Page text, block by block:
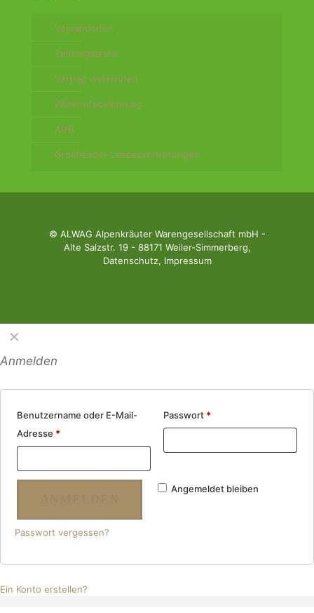
Versandarten
Zahlungsarten
Vertrag widerrufen
Widerrufsbelehrung
AGB
Großhandel-Landesvertretungen
© ALWAG Alpenkräuter Warengesellschaft mbH -
Alte Salzstr. 19 - 88171 Weiler-Simmerberg,
Datenschutz, Impressum
✕
Anmelden
Benutzername oder E-Mail-
Adresse *
Passwort *
Angemeldet bleiben
Passwort vergessen?
Ein Konto erstellen?